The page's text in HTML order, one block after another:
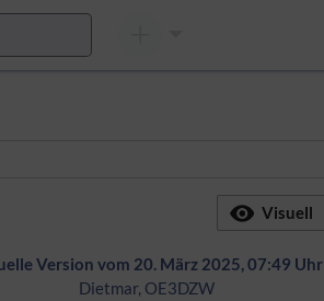
Visuell
Version vom 20. März 2025, 07:49 Uhr
Dietmar, OE3DZW